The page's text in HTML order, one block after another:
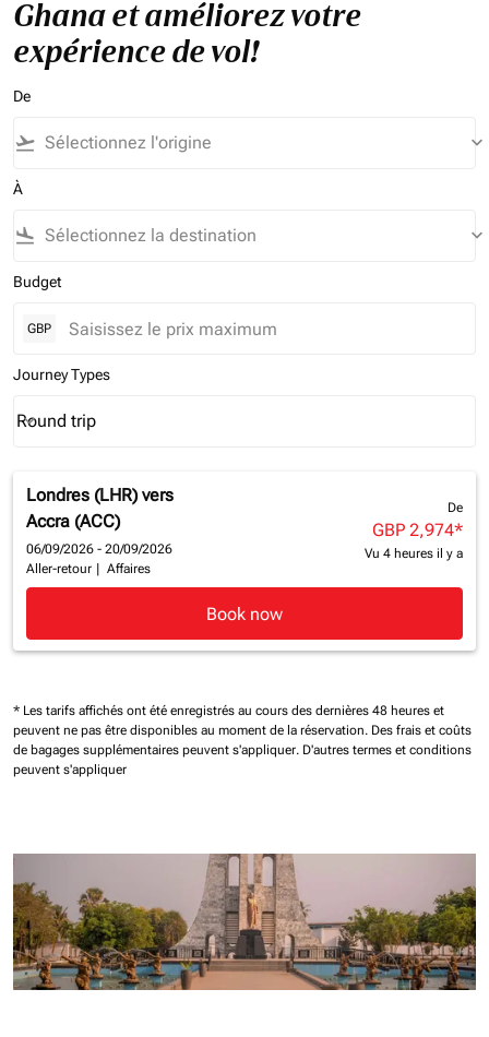
Ghana et améliorez votre
expérience de vol!
De
flight_takeoff keyboard_arrow_down
À
flight_land keyboard_arrow_down
Budget
GBP
Journey Types
Journey Types option Round trip Selected
Round trip
keyboard_arrow_down
Londres (LHR) vers
Accra (ACC)
06/09/2026 - 20/09/2026
Aller-retour
Affaires
De
GBP 2,974*
Vu 4 heures il y a
Book now
* Les tarifs affichés ont été enregistrés au cours des dernières 48 heures et
peuvent ne pas être disponibles au moment de la réservation. Des frais et coûts
de bagages supplémentaires peuvent s'appliquer. D'autres termes et conditions
peuvent s'appliquer